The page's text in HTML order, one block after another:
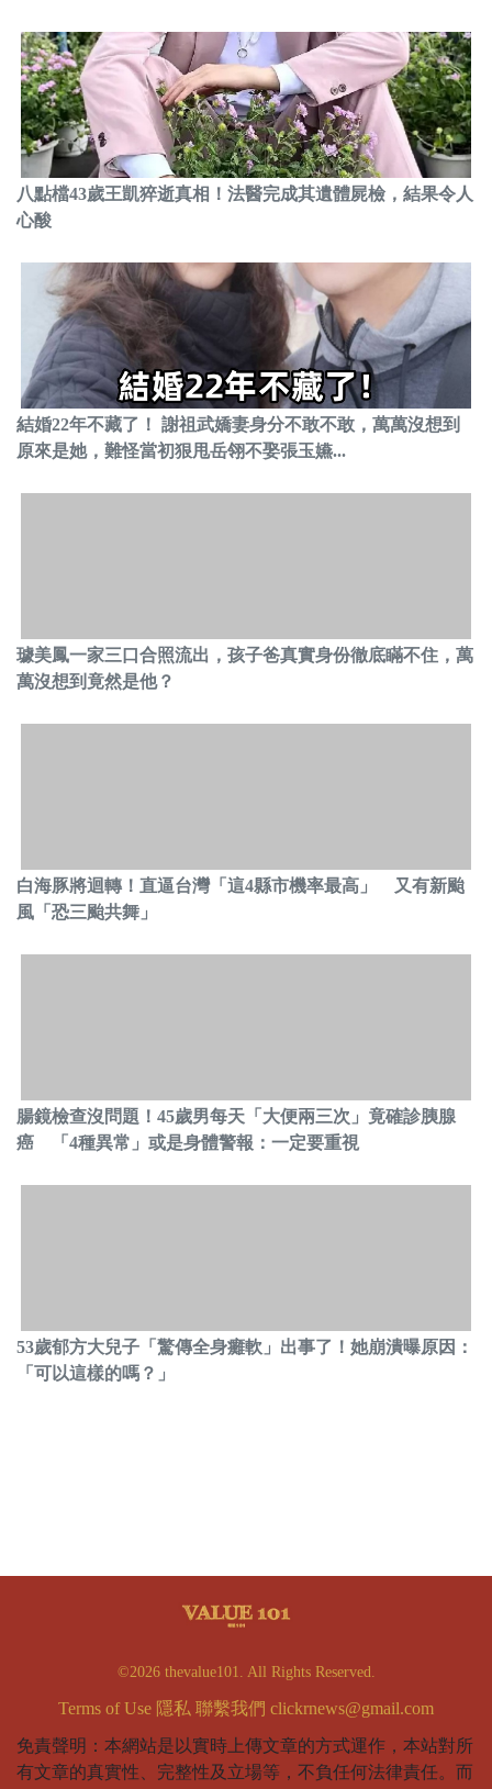
八點檔43歲王凱猝逝真相！法醫完成其遺體屍檢，結果令人
心酸
結婚22年不藏了！ 謝祖武嬌妻身分不敢不敢，萬萬沒想到
原來是她，難怪當初狠甩岳翎不娶張玉嬿...
璩美鳳一家三口合照流出，孩子爸真實身份徹底瞞不住，萬
萬沒想到竟然是他？
白海豚將迴轉！直逼台灣「這4縣市機率最高」 又有新颱
風「恐三颱共舞」
腸鏡檢查沒問題！45歲男每天「大便兩三次」竟確診胰腺
癌 「4種異常」或是身體警報：一定要重視
53歲郁方大兒子「驚傳全身癱軟」出事了！她崩潰曝原因：
「可以這樣的嗎？」
©2026 thevalue101. All Rights Reserved.
Terms of Use 隱私 聯繫我們 clickrnews@gmail.com
免責聲明：本網站是以實時上傳文章的方式運作，本站對所
有文章的真實性、完整性及立場等，不負任何法律責任。而